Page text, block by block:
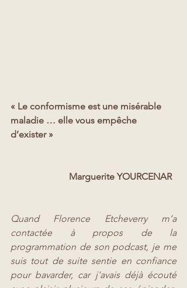
« Le conformisme est une misérable
maladie … elle vous empêche
d’exister »
                       Marguerite YOURCENAR
Quand Florence Etcheverry m’a
contactée à propos de la
programmation de son podcast, je me
suis tout de suite sentie en confiance
pour bavarder, car j'avais déjà écouté